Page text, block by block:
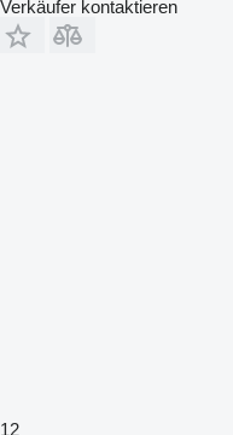
Verkäufer kontaktieren
12